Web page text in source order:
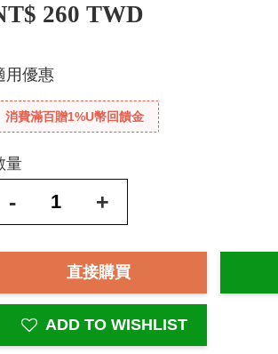
260 TWD
用優惠
消費滿百贈1%U幣回饋金
量
- +
直接購買
ADD TO WISHLIST